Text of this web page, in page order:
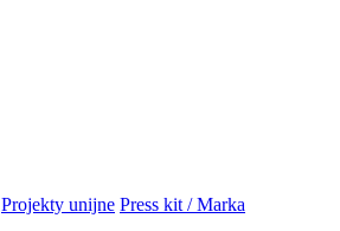
Projekty unijne Press kit / Marka